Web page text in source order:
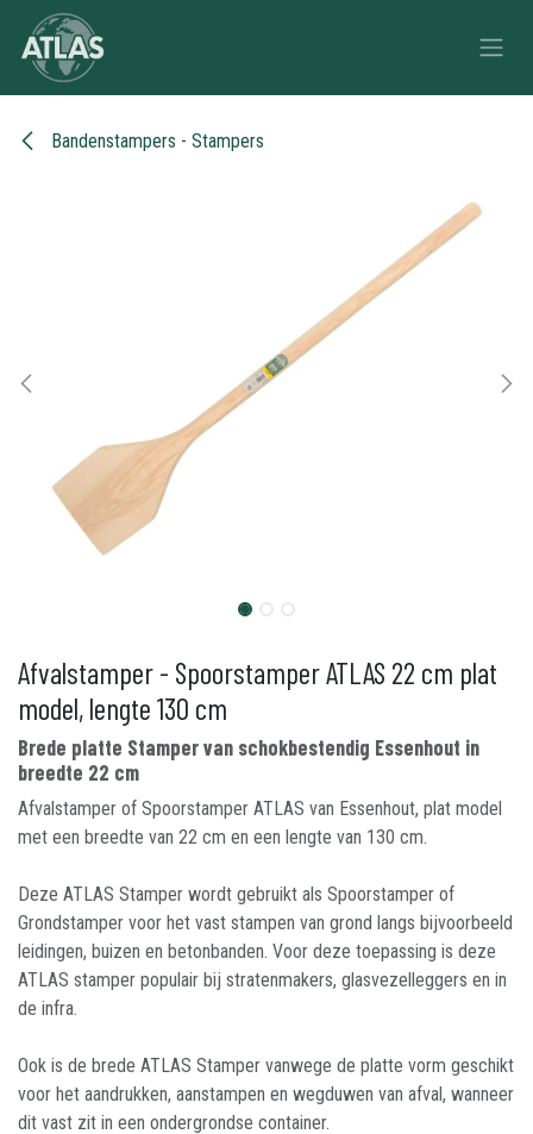
Overslaan naar inhoud
Bandenstampers - Stampers
Afvalstamper - Spoorstamper ATLAS 22 cm plat
model, lengte 130 cm
Brede platte Stamper van schokbestendig Essenhout in
breedte 22 cm
Afvalstamper of Spoorstamper ATLAS van Essenhout, plat model
met een breedte van 22 cm en een lengte van 130 cm.
Deze ATLAS Stamper wordt gebruikt als Spoorstamper of
Grondstamper voor het vast stampen van grond langs bijvoorbeeld
leidingen, buizen en betonbanden. Voor deze toepassing is deze
ATLAS stamper populair bij stratenmakers, glasvezelleggers en in
de infra.
Ook is de brede ATLAS Stamper vanwege de platte vorm geschikt
voor het aandrukken, aanstampen en wegduwen van afval, wanneer
dit vast zit in een ondergrondse container.